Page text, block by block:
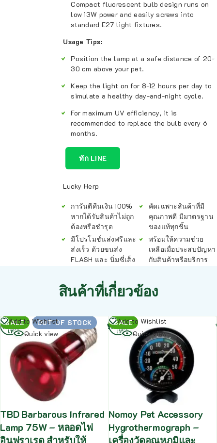
Compact fluorescent bulb design runs on
low 13W power and easily screws into
standard E27 light fixtures.
Usage Tips:
Position the lamp at a safe distance of 20-
30 cm above your pet.
Keep the light on for 8-12 hours per day to
simulate a healthy day-and-night cycle.
For maximum UV efficiency, it is
recommended to replace the bulb every 6
months.
ทัก LINE
Lucky Herp
การันตีคืนเงิน 100%
หากได้รับสินค้าไม่ถูก
ต้องหรือชำรุด
มีโปรโมชั่นส่งฟรีและ
ส่งเร็ว ด้วยขนส่ง
FLASH และ นิ่มซี่เส็ง
คัดเฉพาะสินค้าที่มี
คุณภาพดี มีมาตรฐาน
ของแท้ทุกชิ้น
พร้อมให้ความช่วย
เหลือเมื่อประสบปัญหา
กับสินค้าหรือบริการ
สินค้าที่เกี่ยวข้อง
SALE OUT OF STOCK
Add to Wishlist
Quick view
TBD Barbarous Infrared
Lamp 75W – หลอดไฟ
อินฟราเรด สำหรับให้
อ่าน
เพิ่ม
SALE
Add to Wishlist
Quick view
Nomoy Pet Accessory
Hygrothermograph –
เครื่องวัดอุณหภูมิและ
อ่าน
เพิ่ม